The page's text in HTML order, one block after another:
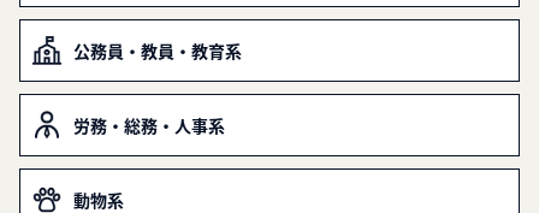
公務員・教員・教育系
労務・総務・人事系
動物系